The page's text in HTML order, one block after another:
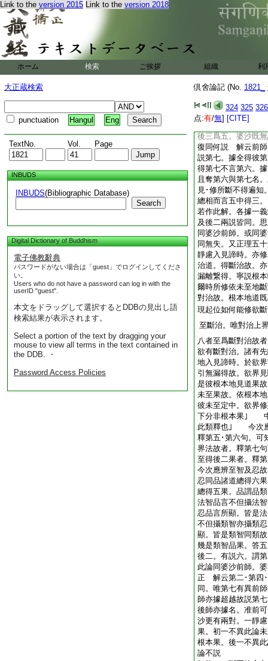
Link to the version 2015 Link to the version 2018
ホーム 検索 ご挨拶 組織 利
大正蔵検索
punctuation Hangul Eng
TextNo. Vol. Page
INBUDS
INBUDS(Bibliographic Database)
Search
Digital Dictionary of Buddhism
電子佛教辭典
パスワードがない場合は「guest」でログインしてくださ
い。
Users who do not have a password can log in with the
userID "guest".
本文をドラッグして選択するとDDBの見出し語
検索結果が表示されます。
Select a portion of the text by dragging your
mouse to view all terms in the text contained in
the DDB. ・
Password Access Policies
倶舍論記 (No. 1821_
324 325 326
点:有/無] [CITE]
果。智得其名。如
名亦名王作 或忍
是能證。智是正證
今次應辨至果五
説八不同説五正
五者至未至果故者
於欲界但有遠･厭。
非彼根本果。以欲
能斷上二界。故上
如婆沙六十三云。
謂第二第四第六及
後三爲五。婆沙既
復同何説 解云前師
説第七。據全得彼
得第七不言第六。
且奪第六與第七名
見･修所斷不得遍知
總相而言五中得三
若作此解。各據一
及後二兩説皆同。
同婆沙前師。或同
同無失。又正理五
靜慮入見諦時。亦
治道。得斷治故。
漏離繋得。寧説根
爾時所修依未至地
對治故。根本地道
現起位如何能修欲
至斷治。唯對治上
八者至爲斷對治故
欲有斷對治。諸有
地入見諦時。於欲
引無漏得故。欲界
是彼根本地見道果
未至果故。依根本
彼未至定中。欲界
下分非根本果｣ 中
此類釋也｣ 今次
釋第五･第六句。
界法故者。釋第
至得後二果者。釋
今次應辨至智及忍
忍同品諸道總得六
總得五果。品謂品
法智品言不但攝法
忍品言所顯。皆是
不但攝類智亦攝類
顯。皆是類智同類
幾是類智品果。答
後二。有説六。謂
此論同婆沙前師。
正 解云第二･第四
同。唯第七有異前
師亦據超越故説第
後師亦據名。准前
沙更有兩對。一靜
果。初一不異此論
根本果。後一不異
論不説